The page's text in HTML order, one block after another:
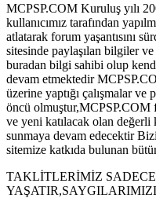
MCPSP.COM Kuruluş yılı
kullanıcımız tarafından
atlatarak forum yaşantısını
sitesinde paylaşılan bilgiler
buradan bilgi sahibi olup
devam etmektedir
üzerine yaptığı çalışmalar
öncü olmuştur,MCPSP.COM
ve yeni katılacak olan değerli
sunmaya devam edecektir
sitemize katkıda bulunan
TAKLİTLERİMİZ